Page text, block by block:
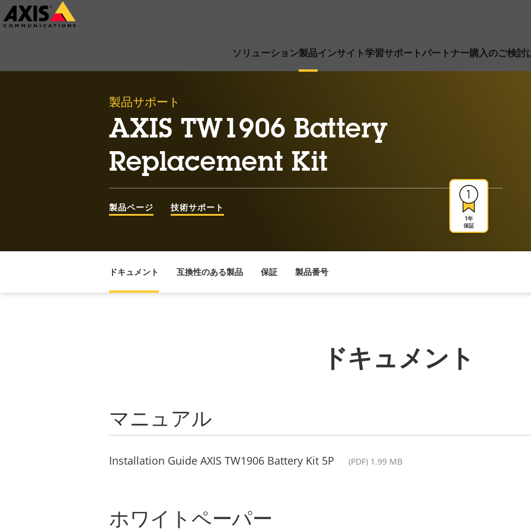
メ
イ
ソリューション製品インサイト学習サポートパートナー購入のご検討
製品サポート
AXIS TW1906 Battery
Replacement Kit
1年
保証
製品ページ 技術サポート
ドキュメント 互換性のある製品 保証 製品番号
ドキュメント
マニュアル
Installation Guide AXIS TW1906 Battery Kit 5P (PDF) 1.99 MB
ホワイトペーパー